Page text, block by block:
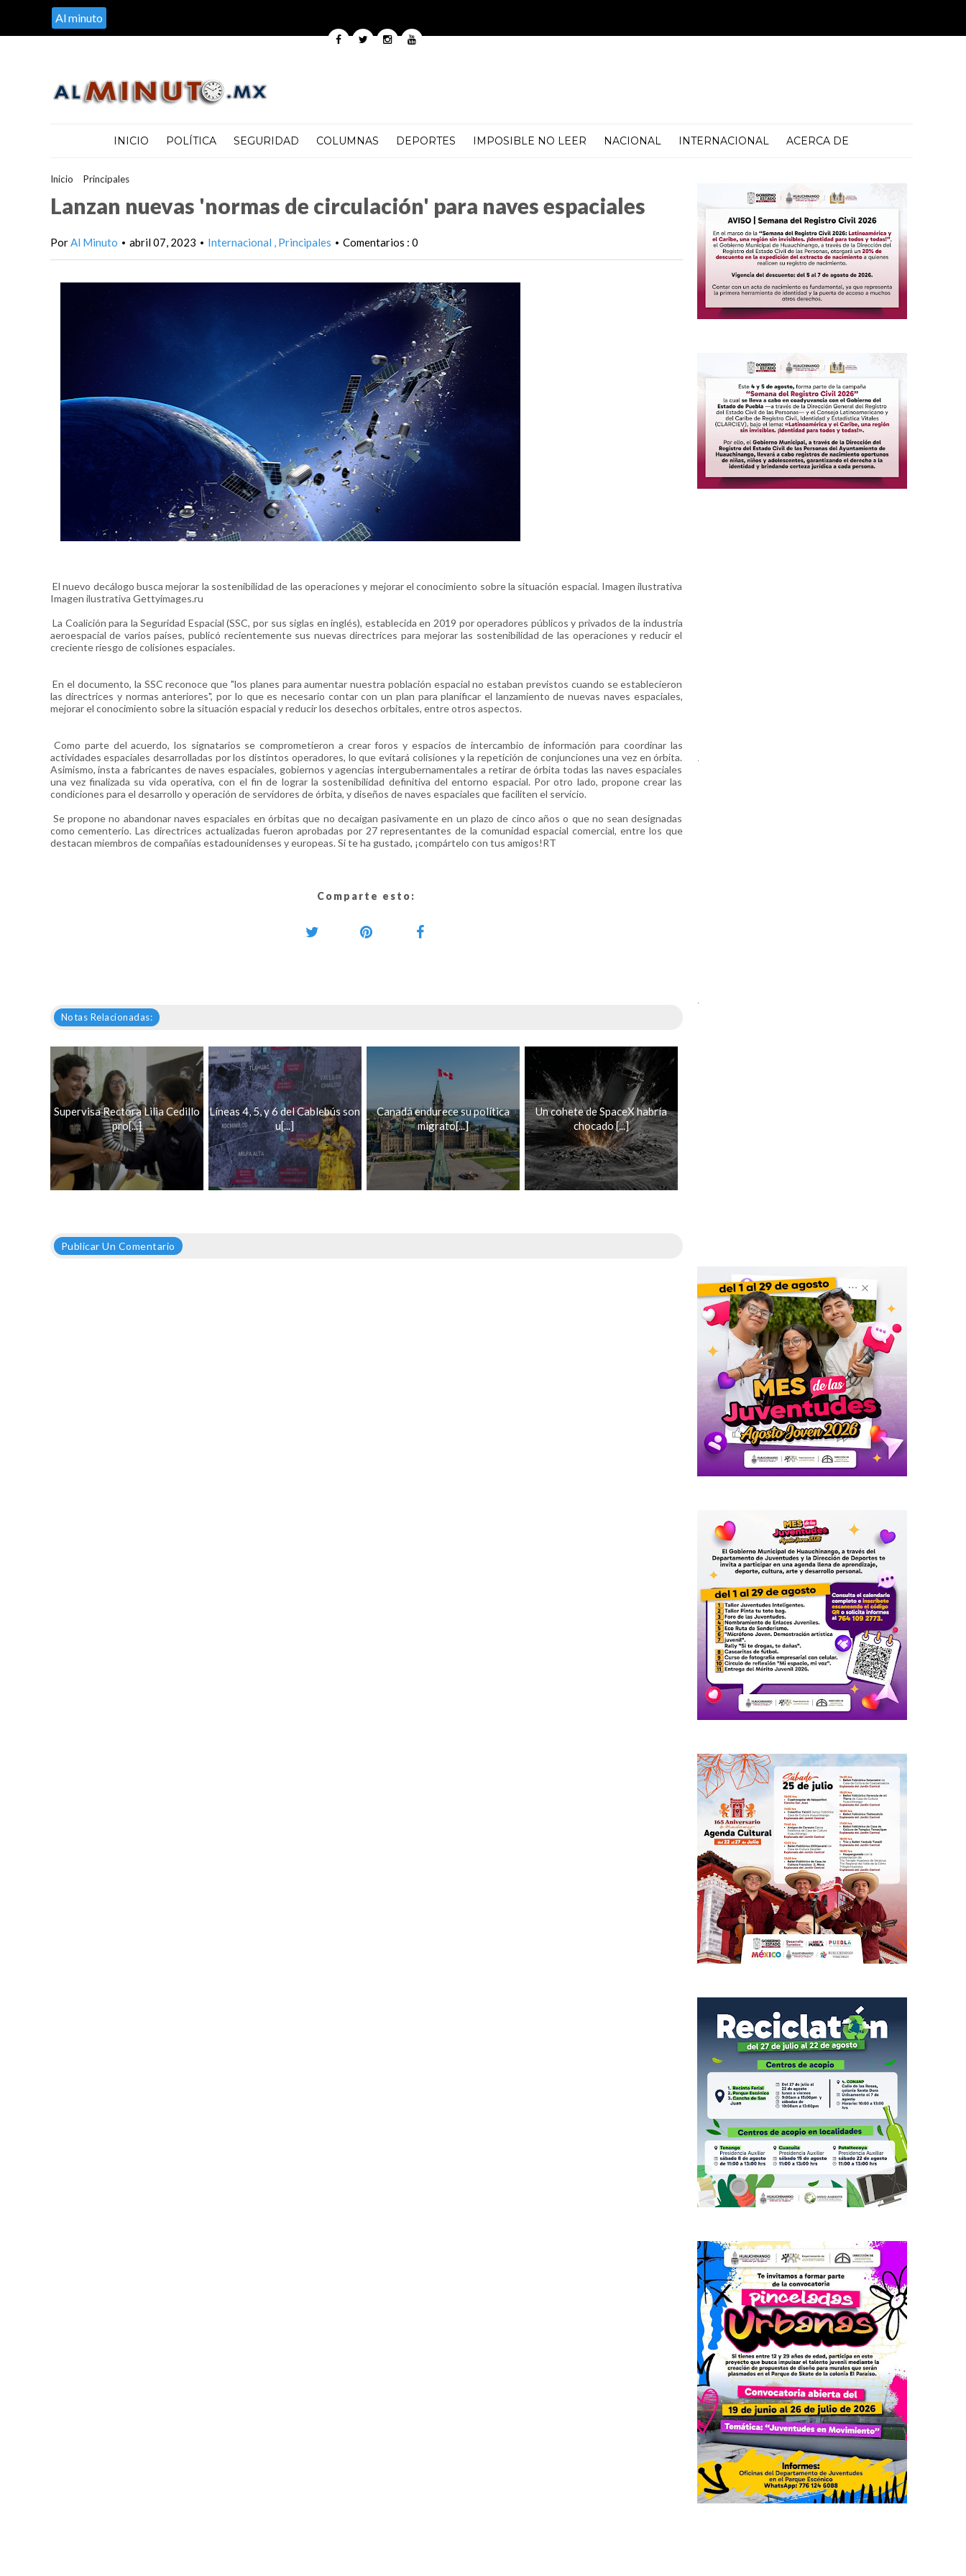
Al minuto
INICIO POLÍTICA SEGURIDAD COLUMNAS DEPORTES IMPOSIBLE NO LEER NACIONAL INTERNACIONAL ACERCA DE
Inicio Principales>
Lanzan nuevas 'normas de circulación' para naves espaciales
PorAl Minuto • abril 07, 2023 • Internacional Principales • Comentarios : 0
El nuevo decálogo busca mejorar la sostenibilidad de las operaciones y mejorar el conocimiento sobre la situación espacial. Imagen ilustrativa
Imagen ilustrativa Gettyimages.ru
La Coalición para la Seguridad Espacial (SSC, por sus siglas en inglés), establecida en 2019 por operadores públicos y privados de la industria
aeroespacial de varios países, publicó recientemente sus nuevas directrices para mejorar las sostenibilidad de las operaciones y reducir el
creciente riesgo de colisiones espaciales.
En el documento, la SSC reconoce que "los planes para aumentar nuestra población espacial no estaban previstos cuando se establecieron
las directrices y normas anteriores", por lo que es necesario contar con un plan para planificar el lanzamiento de nuevas naves espaciales,
mejorar el conocimiento sobre la situación espacial y reducir los desechos orbitales, entre otros aspectos.
Como parte del acuerdo, los signatarios se comprometieron a crear foros y espacios de intercambio de información para coordinar las
actividades espaciales desarrolladas por los distintos operadores, lo que evitará colisiones y la repetición de conjunciones una vez en órbita.
Asimismo, insta a fabricantes de naves espaciales, gobiernos y agencias intergubernamentales a retirar de órbita todas las naves espaciales
una vez finalizada su vida operativa, con el fin de lograr la sostenibilidad definitiva del entorno espacial. Por otro lado, propone crear las
condiciones para el desarrollo y operación de servidores de órbita, y diseños de naves espaciales que faciliten el servicio.
Se propone no abandonar naves espaciales en órbitas que no decaigan pasivamente en un plazo de cinco años o que no sean designadas
como cementerio. Las directrices actualizadas fueron aprobadas por 27 representantes de la comunidad espacial comercial, entre los que
destacan miembros de compañías estadounidenses y europeas. Si te ha gustado, ¡compártelo con tus amigos!RT
Comparte esto:
Notas Relacionadas:
Supervisa Rectora Lilia Cedillo
pro[...]
Líneas 4, 5, y 6 del Cablebús son
u[...]
Canadá endurece su política
migrato[...]
Un cohete de SpaceX habría
chocado [...]
Publicar Un Comentario
.
.